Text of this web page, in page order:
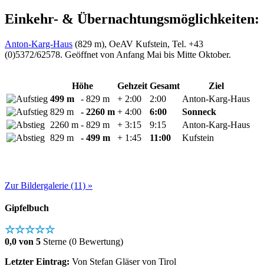
Einkehr- & Übernachtungsmöglichkeiten:
Anton-Karg-Haus (829 m), OeAV Kufstein, Tel. +43
(0)5372/62578. Geöffnet von Anfang Mai bis Mitte Oktober.
Höhe Gehzeit Gesamt
Ziel
499 m
- 829 m + 2:00 2:00
Anton-Karg-Haus
829 m
- 2260 m + 4:00 6:00
Sonneck
2260 m - 829 m + 3:15 9:15
Anton-Karg-Haus
829 m
- 499 m + 1:45 11:00 Kufstein
Zur Bildergalerie (11) »
Gipfelbuch
☆☆☆☆☆
0,0 von 5 Sterne (0 Bewertung)
Letzter Eintrag: Von Stefan Gläser von Tirol